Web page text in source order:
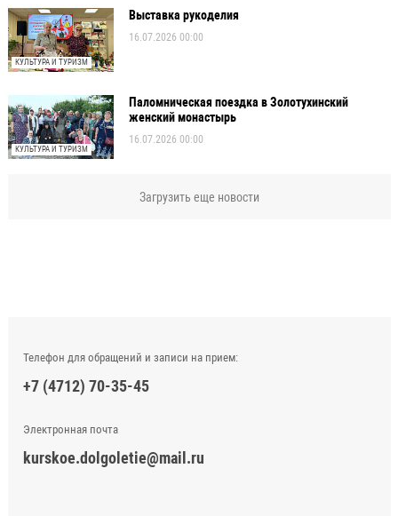
КУЛЬТУРА И ТУРИЗМ
Выставка рукоделия
16.07.2026 00:00
КУЛЬТУРА И ТУРИЗМ
Паломническая поездка в Золотухинский
женский монастырь
16.07.2026 00:00
Загрузить еще новости
Телефон для обращений и записи на прием:
+7 (4712) 70-35-45
Электронная почта
kurskoe.dolgoletie@mail.ru